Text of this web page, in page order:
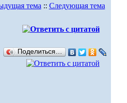
тема :: Следующая тема
Поделиться…